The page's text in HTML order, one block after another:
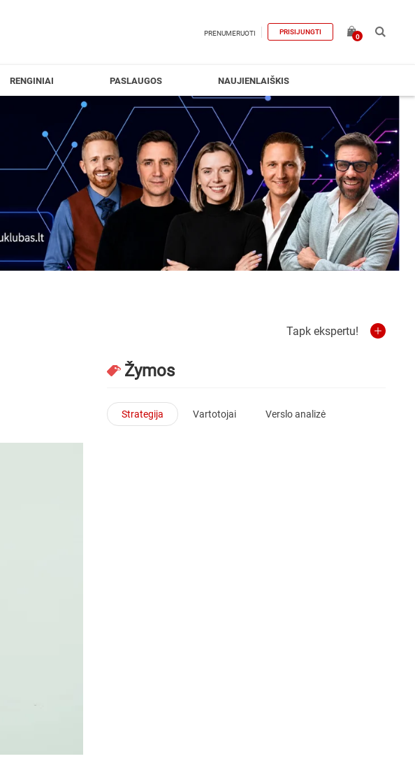
PRENUMERUOTI PRISIJUNGTI
0
RENGINIAI PASLAUGOS NAUJIENLAIŠKIS
Tapk ekspertu!
Žymos
Strategija Vartotojai Verslo analizė